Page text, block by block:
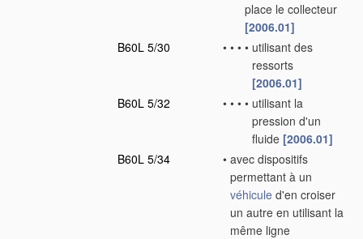
place le collecteur
[2006.01]
B60L 5/30
• • • • utilisant des
ressorts
[2006.01]
B60L 5/32
• • • • utilisant la
pression d'un
fluide [2006.01]
B60L 5/34
• avec dispositifs
permettant à un
véhicule d'en croiser
un autre en utilisant la
même ligne